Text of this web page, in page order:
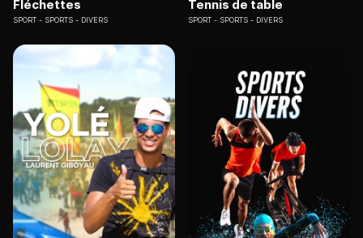
Fléchettes
SPORT SPORTS - DIVERS
Tennis de table
SPORT SPORTS - DIVERS